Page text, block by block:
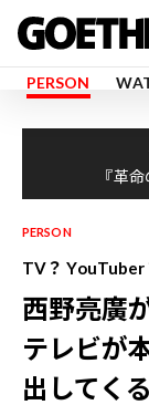
PERSON
『革
PERSON
TV？ YouTuber
西野亮廣
テレビが
出してくる